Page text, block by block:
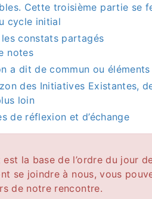
Cette troisième partie se
cycle initial
constats partagés
notes
a dit de commun ou
des Initiatives Existantes,
loin
de réflexion et d’échange
est la base de l’ordre du jour
se joindre à nous, vous
de notre rencontre.